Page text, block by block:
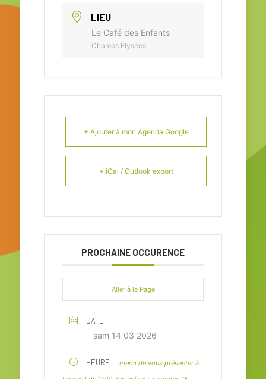
LIEU
Le Café des Enfants
Champs Elysées
+ Ajouter à mon Agenda Google
+ iCal / Outlook export
PROCHAINE OCCURENCE
Aller à la Page
DATE
sam 14 03 2026
HEURE
merci de vous présenter à